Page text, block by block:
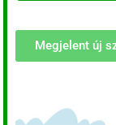
Megjelent új